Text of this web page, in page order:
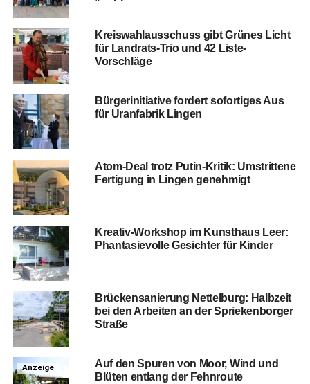
Kreis­wahl­aus­schuss gibt Grü­nes Licht
für Land­rats-Trio und 42 Liste-
Vorschläge
Bür­ger­initia­ti­ve for­dert sofor­ti­ges Aus
für Uranfa­brik Lingen
Atom-Deal trotz Putin-Kri­tik: Umstrit­te­ne
Fer­ti­gung in Lin­gen genehmigt
Krea­tiv-Work­shop im Kunst­haus Leer:
Phan­ta­sie­vol­le Gesich­ter für Kinder
Brü­cken­sa­nie­rung Net­tel­burg: Halb­zeit
bei den Arbei­ten an der Sprie­ken­bor­ger
Straße
Anzeige
Auf den Spu­ren von Moor, Wind und
Blü­ten ent­lang der Fehnroute